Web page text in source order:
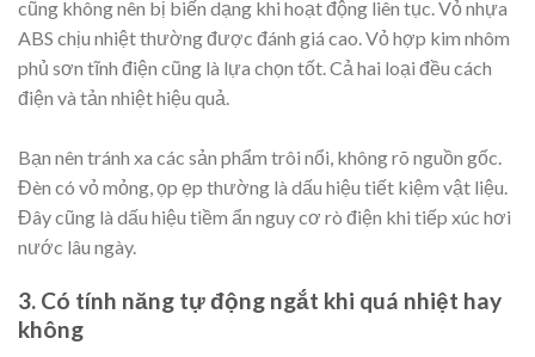
cũng không nên bị biến dạng khi hoạt động liên tục. Vỏ nhựa
ABS chịu nhiệt thường được đánh giá cao. Vỏ hợp kim nhôm
phủ sơn tĩnh điện cũng là lựa chọn tốt. Cả hai loại đều cách
điện và tản nhiệt hiệu quả.
Bạn nên tránh xa các sản phẩm trôi nổi, không rõ nguồn gốc.
Đèn có vỏ mỏng, ọp ẹp thường là dấu hiệu tiết kiệm vật liệu.
Đây cũng là dấu hiệu tiềm ẩn nguy cơ rò điện khi tiếp xúc hơi
nước lâu ngày.
3. Có tính năng tự động ngắt khi quá nhiệt hay
không